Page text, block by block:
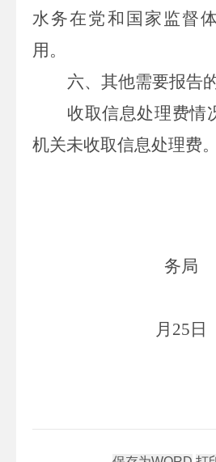
水务在党和国家监督
用。
六、其他需要报告
收取信息处理费情
机关未收取信息处理费。
务局
月 25 日